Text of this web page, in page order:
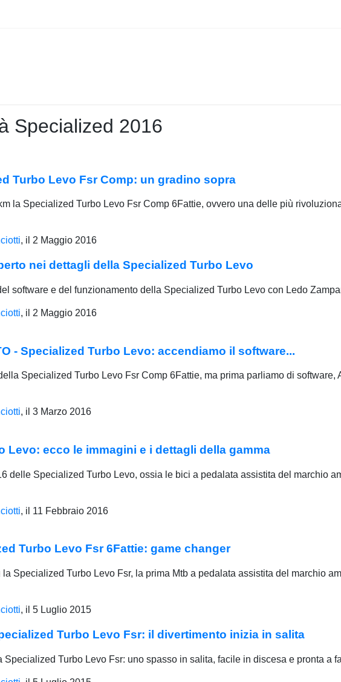
Specialized 2016
Turbo Levo Fsr Comp: un gradino sopra
la Specialized Turbo Levo Fsr Comp 6Fattie, ovvero una delle più
, il 2 Maggio 2016
nei dettagli della Specialized Turbo Levo
software e del funzionamento della Specialized Turbo Levo con Ledo
, il 2 Maggio 2016
- Specialized Turbo Levo: accendiamo il software...
Specialized Turbo Levo Fsr Comp 6Fattie, ma prima parliamo di software,
, il 3 Marzo 2016
Levo: ecco le immagini e i dettagli della gamma
delle Specialized Turbo Levo, ossia le bici a pedalata assistita del marchio
, il 11 Febbraio 2016
Turbo Levo Fsr 6Fattie: game changer
Specialized Turbo Levo Fsr, la prima Mtb a pedalata assistita del marchio
, il 5 Luglio 2015
Turbo Levo Fsr: il divertimento inizia in salita
Specialized Turbo Levo Fsr: uno spasso in salita, facile in discesa e pronta a